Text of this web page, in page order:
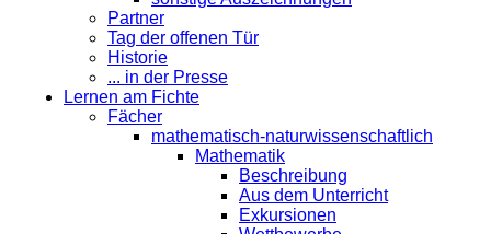
Partner
Tag der offenen Tür
Historie
... in der Presse
Lernen am Fichte
Fächer
mathematisch-naturwissenschaftlich
Mathematik
Beschreibung
Aus dem Unterricht
Exkursionen